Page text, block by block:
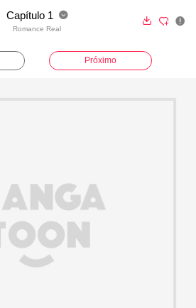
Capítulo 1 
Romance Real
  
Próximo